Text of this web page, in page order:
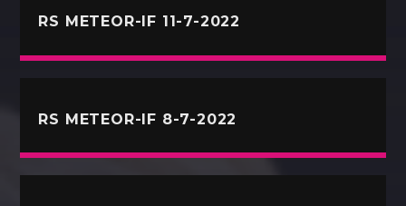
RS METEOR-IF 11-7-2022
RS METEOR-IF 8-7-2022